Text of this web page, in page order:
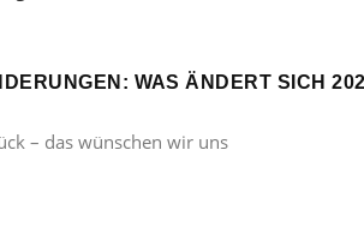
WAS ÄNDERT SICH
– das wünschen wir uns